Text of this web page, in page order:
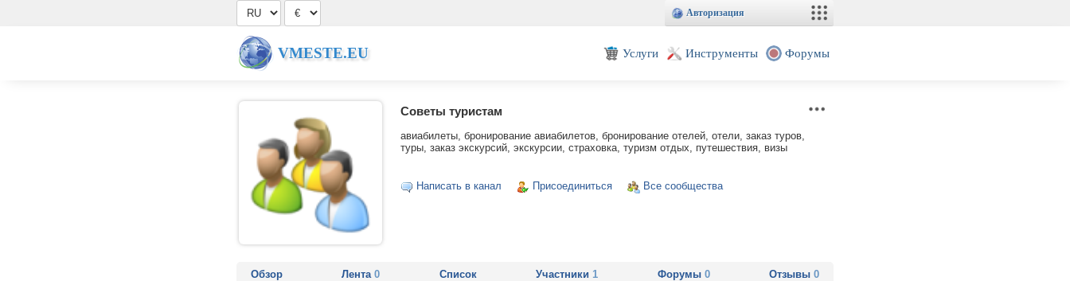
Авторизация
VMESTE.EU Услуги Инструменты Форумы
Советы туристам
авиабилеты, бронирование авиабилетов, бронирование отелей, отели, заказ туров,
туры, заказ экскурсий, экскурсии, страховка, туризм отдых, путешествия, визы
Написать в канал Присоединиться Все сообщества
Обзор Лента0 Список Участники1 Форумы 0 Отзывы 0